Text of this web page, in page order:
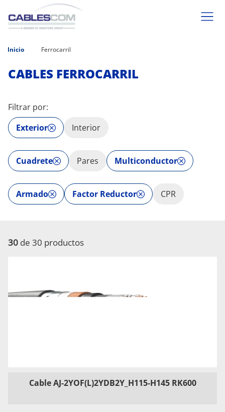
Pasar al contenido principal
Inicio Ferrocarril
CABLES FERROCARRIL
Filtrar por:
Exterior
Interior
Cuadrete Pares Multiconductor
Armado Factor Reductor CPR
30 de 30 productos
Cable AJ-2YOF(L)2YDB2Y_H115-H145 RK600